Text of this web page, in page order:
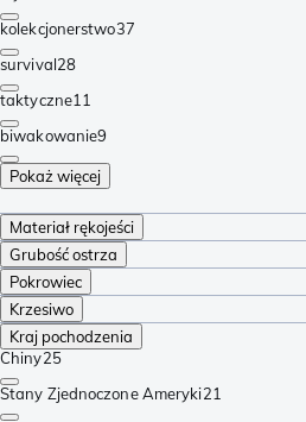
kolekcjonerstwo37
survival28
taktyczne11
biwakowanie9
Pokaż więcej
Materiał rękojeści
Grubość ostrza
Pokrowiec
Krzesiwo
Kraj pochodzenia
Chiny25
Stany Zjednoczone Ameryki21